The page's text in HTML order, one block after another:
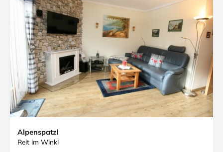
Alpenspatzl
Reit im Winkl